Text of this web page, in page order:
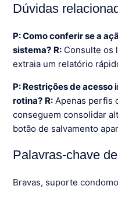
Dúvidas
P: Como conferir se a
sistema? R: Consulte os
extraia um relatório
P: Restrições de
rotina? R: Apenas perfis
conseguem consolidar
botão de salvamento
Palavras-chave
Bravas, suporte